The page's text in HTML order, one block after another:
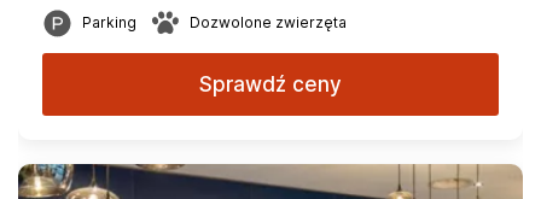
Parking Dozwolone zwierzęta
Sprawdź ceny